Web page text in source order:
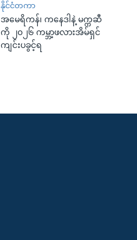
နိုင်ငံတကာ
အမေရိကန်၊ ကနေဒါနဲ့ မက္ကဆီ
ကို ၂၀၂၆ ကမ္ဘာ့ဖလားအိမ်ရှင်
ကျင်းပခွင့်ရ